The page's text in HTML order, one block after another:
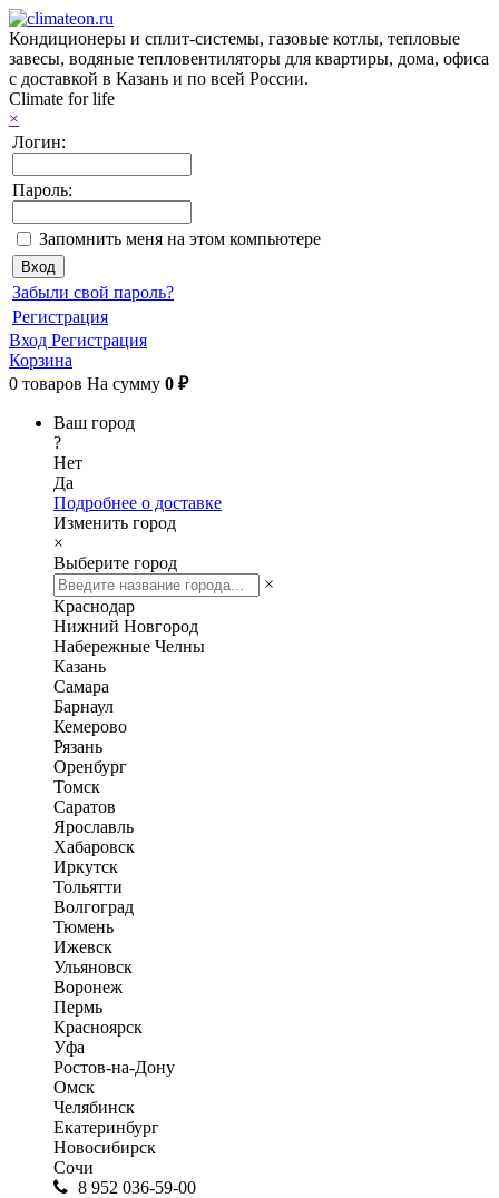
Кондиционеры и сплит-системы, газовые котлы, тепловые
завесы, водяные тепловентиляторы для квартиры, дома, офиса
с доставкой в Казань и по всей России.
Climate for life
×
Логин:
Пароль:
Запомнить меня на этом компьютере
Забыли свой пароль?
Регистрация
Вход Регистрация
Корзина
0 товаров На сумму 0 ₽
Ваш город
?
Нет
Да
Подробнее о доставке
Изменить город
×
Выберите город
×
Краснодар
Нижний Новгород
Набережные Челны
Казань
Самара
Барнаул
Кемерово
Рязань
Оренбург
Томск
Саратов
Ярославль
Хабаровск
Иркутск
Тольятти
Волгоград
Тюмень
Ижевск
Ульяновск
Воронеж
Пермь
Красноярск
Уфа
Ростов-на-Дону
Омск
Челябинск
Екатеринбург
Новосибирск
Сочи
8 952 036-59-00